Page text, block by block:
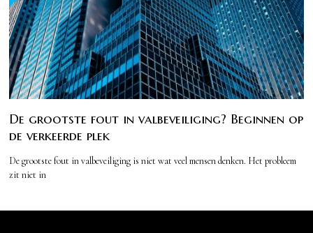
De grootste fout in valbeveiliging? Beginnen op
de verkeerde plek
De grootste fout in valbeveiliging is niet wat veel mensen denken. Het probleem
zit niet in